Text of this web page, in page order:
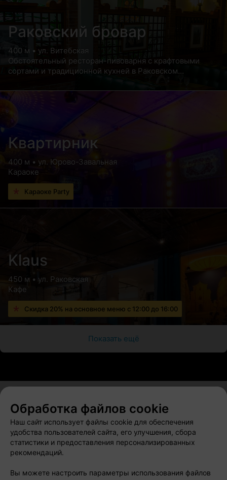
Раковский бровар
400 м • ул. Витебская
Обстоятельный ресторан-пивоварня с крафтовыми
сортами и традиционной кухней в Раковском
Квартирник
400 м • ул. Юрово-Завальная
Караоке
Караоке Party
Klaus
450 м • ул. Раковская
Кафе
Скидка 20% на основное меню с 12:00 до 16:00
Показать ещё
О проекте Новости проекта
Вакансии
Публичный договор
Способы оплаты
Публичный договор по использованию сервиса
Обработка файлов cookie
Наш сайт использует файлы cookie для обеспечения
удобства пользователей сайта, его улучшения, сбора
статистики и предоставления персонализированных
рекомендаций.
Вы можете настроить параметры использования файлов